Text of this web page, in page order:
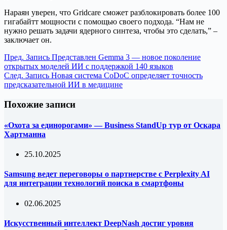
Нараян уверен, что Gridcare сможет разблокировать более 100
гигабайтт мощности с помощью своего подхода. “Нам не
нужно решать задачи ядерного синтеза, чтобы это сделать,” –
заключает он.
Пред. Запись Представлен Gemma 3 — новое поколение
открытых моделей ИИ с поддержкой 140 языков
След. Запись Новая система CoDoC определяет точность
предсказательной ИИ в медицине
Похожие записи
«Охота за единорогами» — Business StandUp тур от Оскара
Хартманна
25.10.2025
Samsung ведет переговоры о партнерстве с Perplexity AI
для интеграции технологий поиска в смартфоны
02.06.2025
Искусственный интеллект DeepNash достиг уровня